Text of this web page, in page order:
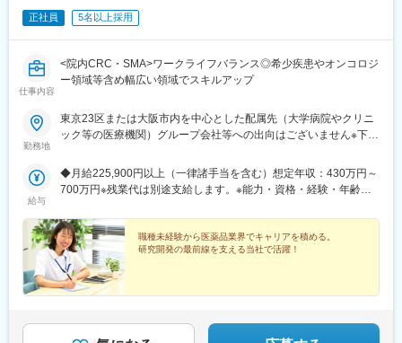
母駅、三河上郷駅、末野原駅、新豊田駅、豊田市駅、愛環梅坪
駅、美濃白鳥駅、敦賀駅、入善駅、越中舟橋駅、福光駅、東八尾
駅、下奥井駅、越中中島駅、富山大学前駅、呉羽駅、堀川小泉
駅、奥田中学校前駅、越中荏原駅、越中大門駅、氷見駅、西加積
駅、西滑川駅、油田駅、クロスベイ前駅、新高岡駅、越中国分
駅、藤枝駅、入江岡駅、清水駅(静岡県)、御門台駅、新静岡駅、安
倍川駅、静岡駅、小泉駅、多治見駅、根本駅、西岐阜駅、切通
駅、名鉄岐阜駅、笠寺駅、小田井駅、運動公園前駅(愛知県)、四郷
駅、土橋駅(愛知県)、西尾駅、中津川駅、坂下駅、八戸駅、美乃坂
本駅、新可児駅、美濃川合駅、西可児駅、可児駅、各務原市役所
前駅、那加駅、新加納駅、名電各務原駅、鵜沼宿駅、土岐市駅、
恵那駅、東野駅(岐阜県)、瑞浪駅、十九条駅、美江寺駅、穂積駅、
白沢駅、関下有知駅、関駅(岐阜県)、高山駅、瀬上駅、飛騨一ノ宮
正社員 5名以上採用
仕事内容
<院内CRC・SMA>ワークライフバランス◎希少疾患やオンコロジ
ー領域等含め幅広い領域でスキルアップ
勤務地
東京23区または大阪市内を中心とした配属先（大学病院やクリニ
ック等の医療機関）グループ会社等への出向はございません※下記
県・神奈川県・福島県・京都府・兵庫県・和歌山県・福岡県）
R&D事業部 臨床開発グループ【東京営業所】東京都港区東新橋
2丁目14-1 NBFコモディオ汐留4F【大阪営業所】大阪市西区北堀
給与
◆月給225,900円以上（一律諸手当を含む）想定年収：430万円～
700万円※残業代は別途支給します。※能力・資格・経験・年齢な
職種未経験から医薬品業界でキャリアを積める。
研究開発の最前線を支える当社で活躍！